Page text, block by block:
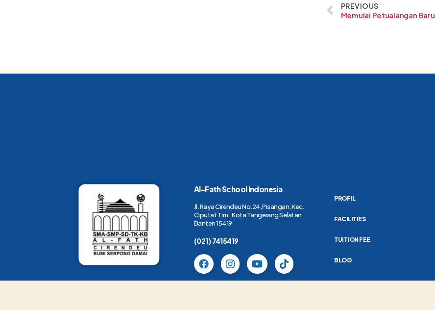
PREVIOUS
Memulai Petualangan Baru
Al-Fath School Indonesia
Jl. Raya Cirendeu No.24, Pisangan, Kec.
Ciputat Tim., Kota Tangerang Selatan,
Banten 15419
(021) 7415419
PROFIL
FACILITIES
TUITION FEE
BLOG